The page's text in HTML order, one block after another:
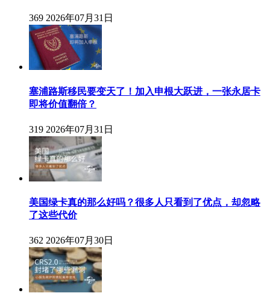
369 2026年07月31日
塞浦路斯移民要变天了！加入申根大跃进，一张永居卡
即将价值翻倍？
319 2026年07月31日
美国绿卡真的那么好吗？很多人只看到了优点，却忽略
了这些代价
362 2026年07月30日